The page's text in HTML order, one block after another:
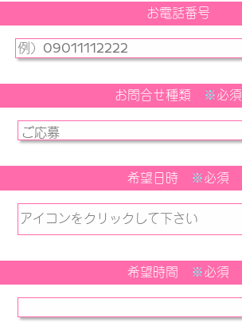
お電話番号
お問合せ種類 ※必須
希望日時 ※必須
希望時間 ※必須